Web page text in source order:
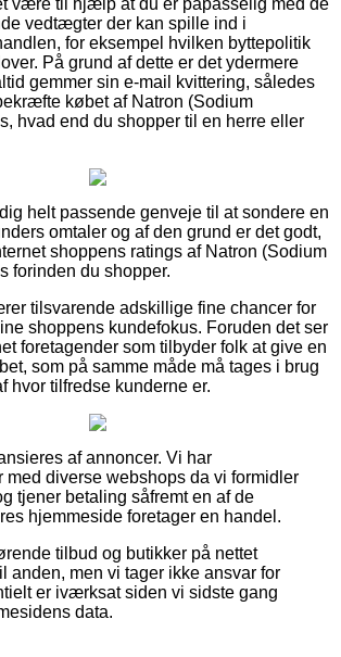
vedtægter der kan spille ind i
for eksempel hvilken byttepolitik
På grund af dette er det ydermere
gemmer sin e-mail kvittering, således
købet af Natron (Sodium
hvad end du shopper til en herre eller
helt passende genveje til at sondere en
omtaler og af den grund er det godt,
shoppens ratings af Natron (Sodium
forinden du shopper.
tilsvarende adskillige fine chancer for
shoppens kundefokus. Foruden det ser
foretagender som tilbyder folk at give en
som på samme måde må tages i brug
hvor tilfredse kunderne er.
af annoncer. Vi har
med diverse webshops da vi formidler
tjener betaling såfremt en af de
hjemmeside foretager en handel.
tilbud og butikker på nettet
anden, men vi tager ikke ansvar for
er iværksat siden vi sidste gang
data.